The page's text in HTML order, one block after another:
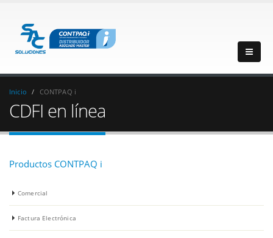
Inicio CONTPAQ i
CDFI en línea
Productos CONTPAQ i
Comercial
Factura Electrónica